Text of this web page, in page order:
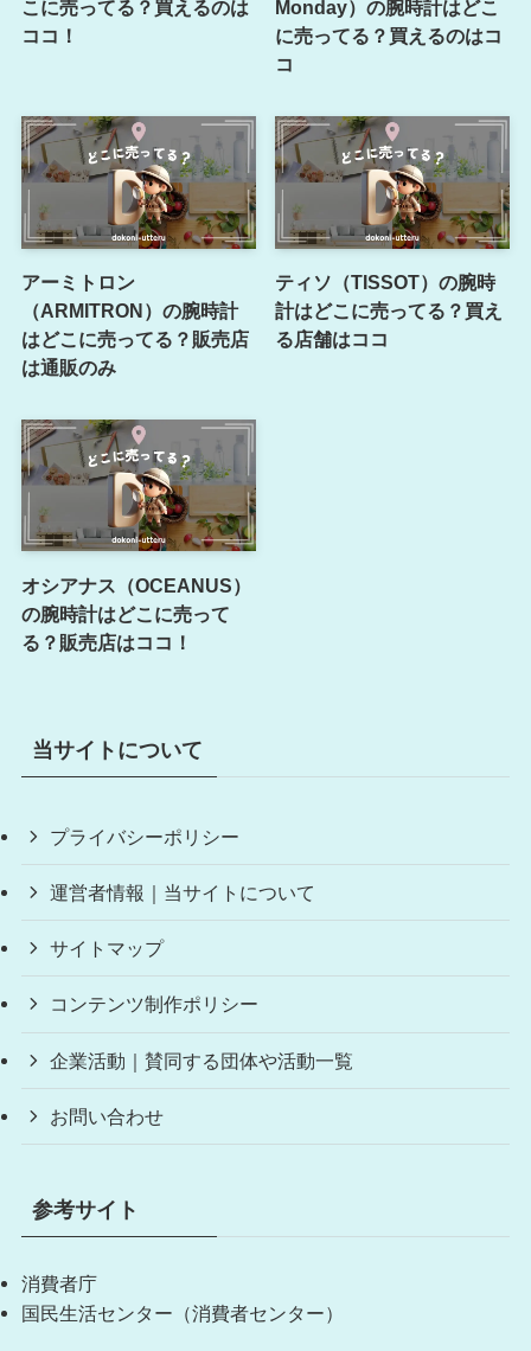
こに売ってる？買えるのは
ココ！
Monday）の腕時計はどこ
に売ってる？買えるのはコ
コ
アーミトロン
（ARMITRON）の腕時計
はどこに売ってる？販売店
は通販のみ
ティソ（TISSOT）の腕時
計はどこに売ってる？買え
る店舗はココ
オシアナス（OCEANUS）
の腕時計はどこに売って
る？販売店はココ！
当サイトについて
プライバシーポリシー
運営者情報｜当サイトについて
サイトマップ
コンテンツ制作ポリシー
企業活動｜賛同する団体や活動一覧
お問い合わせ
参考サイト
消費者庁
国民生活センター（消費者センター）